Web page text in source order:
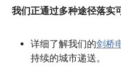
我们正通过多种途径落实
详细了解我们的剑桥
持续的城市递送。